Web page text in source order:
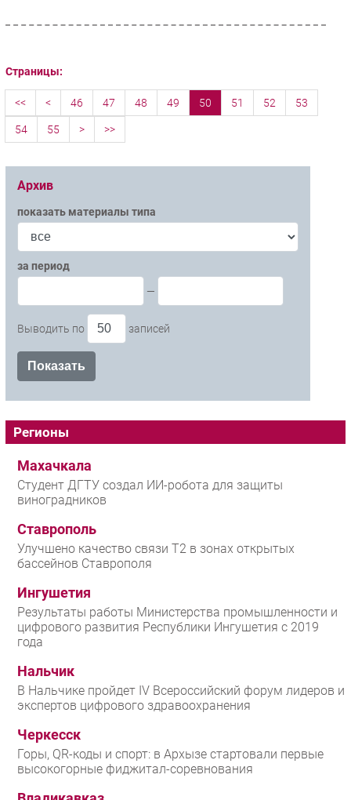
Страницы:
<< < 46 47 48 49 50 51 52 53
54 55 > >>
Архив
показать материалы типа
за период
—
Выводить по записей
Регионы
Махачкала
Студент ДГТУ создал ИИ-робота для защиты
виноградников
Ставрополь
Улучшено качество связи T2 в зонах открытых
бассейнов Ставрополя
Ингушетия
Результаты работы Министерства промышленности и
цифрового развития Республики Ингушетия с 2019
года
Нальчик
В Нальчике пройдет IV Всероссийский форум лидеров и
экспертов цифрового здравоохранения
Черкесск
Горы, QR-коды и спорт: в Архызе стартовали первые
высокогорные фиджитал-соревнования